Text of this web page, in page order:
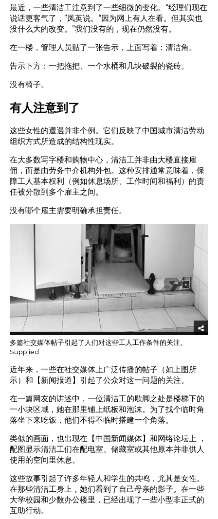
最近，一些清洁工注意到了一些细微的变化。“经理们现在
说话更客气了，”凤英说。“因为网上有人在看。但其实也
没什么大的改变。”我们没有的，现在仍然没有。
在一楼，管理人员贴了一张告示，上面写着：清洁角。
告示下方：一把拖把、一个水桶和几块破裂的瓷砖。
没有椅子。
有人注意到了
这些女性的遭遇并非个例。它们反映了中国城市清洁劳动
组织方式所造成的结构性现实。
在大多数写字楼和购物中心，清洁工并非由大楼直接雇
佣，而是由劳务中介机构外包。这种安排通常意味着，保
障工人基本权利（例如休息场所、工作时间和福利）的责
任被分散到多个雇主之间。
没有哪个雇主需要明确承担责任。
多篇社交媒体帖子引起了人们对这些工人工作条件的关注。
Supplied
近年来，一些在社交媒体上广泛传播的帖子（如上图所
示）和【新闻报道】引起了公众对这一问题的关注。
在一篇网友的讲述中，一位清洁工的歇脚之处是楼梯下的
一小块区域，她在那里铺上纸板和泡沫。为了找个临时角
落坐下来吃饭，他们不得不临时搭建一个角落。
类似的画面，也出现在【中国新闻媒体】和网络论坛上 ，
配图显示清洁工们在配电室、储藏室或其他原本并非供人
使用的空间里休息。
这些故事引起了许多年轻人和学生的共鸣，尤其是女性。
在那些清洁工身上，她们看到了自己母亲的影子。在一些
大学校园和少数办公楼里，已经出现了一些小型非正式的
互助行动。